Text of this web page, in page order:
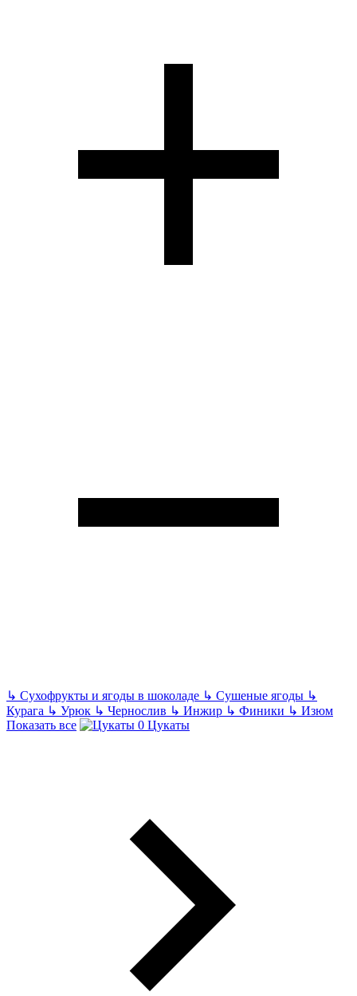
↳ Сухофрукты и ягоды в шоколаде ↳ Сушеные ягоды ↳
Курага ↳ Урюк ↳ Чернослив ↳ Инжир ↳ Финики ↳ Изюм
Показать все
Цукаты